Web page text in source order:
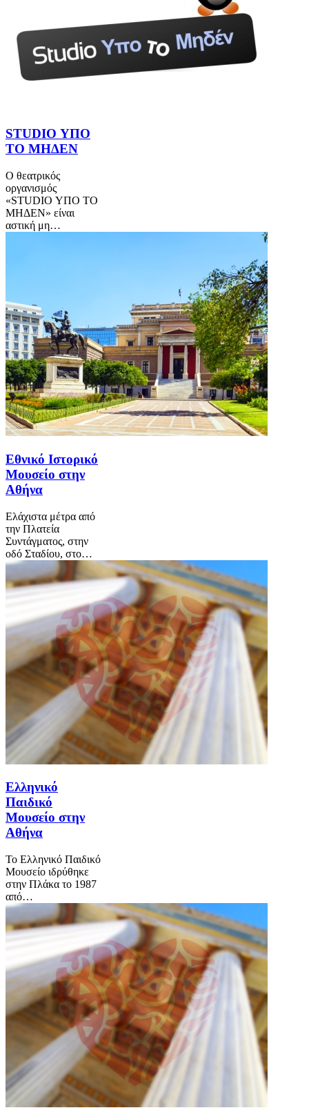
STUDIO ΥΠΟ
ΤΟ ΜΗΔΕΝ
Ο θεατρικός
οργανισμός
«STUDIO ΥΠΟ ΤΟ
ΜΗΔΕΝ» είναι
αστική μη…
Εθνικό Ιστορικό
Μουσείο στην
Αθήνα
Ελάχιστα μέτρα από
την Πλατεία
Συντάγματος, στην
οδό Σταδίου, στο…
Ελληνικό
Παιδικό
Μουσείο στην
Αθήνα
Το Ελληνικό Παιδικό
Μουσείο ιδρύθηκε
στην Πλάκα το 1987
από…